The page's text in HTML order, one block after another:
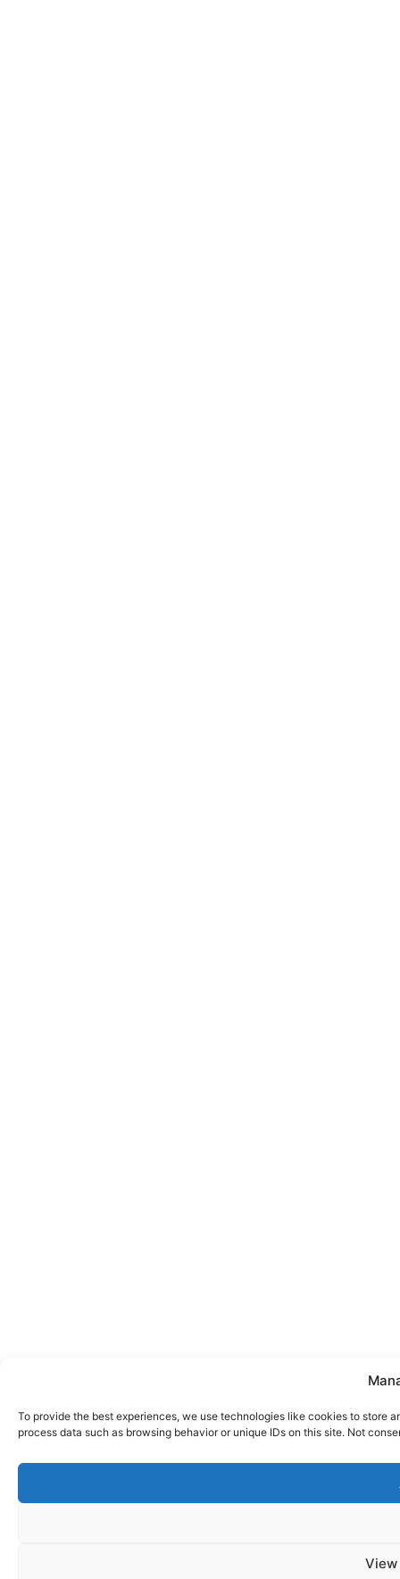
To provide the best experiences, we use technologies like cookies to store
process data such as browsing behavior or unique IDs on this site. Not